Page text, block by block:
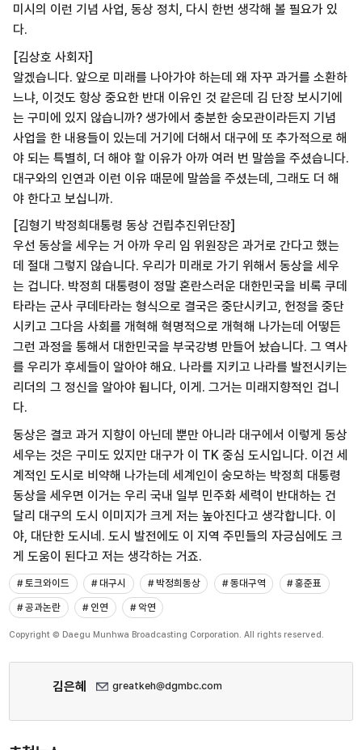
미시의 이런 기념 사업, 동상 정치, 다시 한번 생각해 볼 필요가 있
다.
[김상호 사회자]
알겠습니다. 앞으로 미래를 나아가야 하는데 왜 자꾸 과거를 소환하
느냐, 이것도 항상 중요한 반대 이유인 것 같은데 김 단장 보시기에
는 구미에 있지 않습니까? 생가에서 충분한 숭모관이라든지 기념
사업을 한 내용들이 있는데 거기에 더해서 대구에 또 추가적으로 해
야 되는 특별히, 더 해야 할 이유가 아까 여러 번 말씀을 주셨습니다.
대구와의 인연과 이런 이유 때문에 말씀을 주셨는데, 그래도 더 해
야 한다고 보십니까.
[김형기 박정희대통령 동상 건립추진위단장]
우선 동상을 세우는 거 아까 우리 임 위원장은 과거로 간다고 했는
데 절대 그렇지 않습니다. 우리가 미래로 가기 위해서 동상을 세우
는 겁니다. 박정희 대통령이 정말 혼란스러운 대한민국을 비록 쿠데
타라는 군사 쿠데타라는 형식으로 결국은 중단시키고, 헌정을 중단
시키고 그다음 사회를 개혁해 혁명적으로 개혁해 나가는데 어떻든
그런 과정을 통해서 대한민국을 부국강병 만들어 놨습니다. 그 역사
를 우리가 후세들이 알아야 해요. 나라를 지키고 나라를 발전시키는
리더의 그 정신을 알아야 됩니다, 이게. 그거는 미래지향적인 겁니
다.
동상은 결코 과거 지향이 아닌데 뿐만 아니라 대구에서 이렇게 동상
세우는 것은 구미도 있지만 대구가 이 TK 중심 도시입니다. 이건 세
계적인 도시로 비약해 나가는데 세계인이 숭모하는 박정희 대통령
동상을 세우면 이거는 우리 국내 일부 민주화 세력이 반대하는 건
달리 대구의 도시 이미지가 크게 저는 높아진다고 생각합니다. 이
야, 대단한 도시네. 도시 발전에도 이 지역 주민들의 자긍심에도 크
게 도움이 된다고 저는 생각하는 거죠.
# 토크와이드 # 대구시 # 박정희동상 # 동대구역
# 홍준표
# 공과논란
# 인연 # 악연
Copyright © Daegu Munhwa Broadcasting Corporation. All rights reserved.
김은혜 greatkeh@dgmbc.com